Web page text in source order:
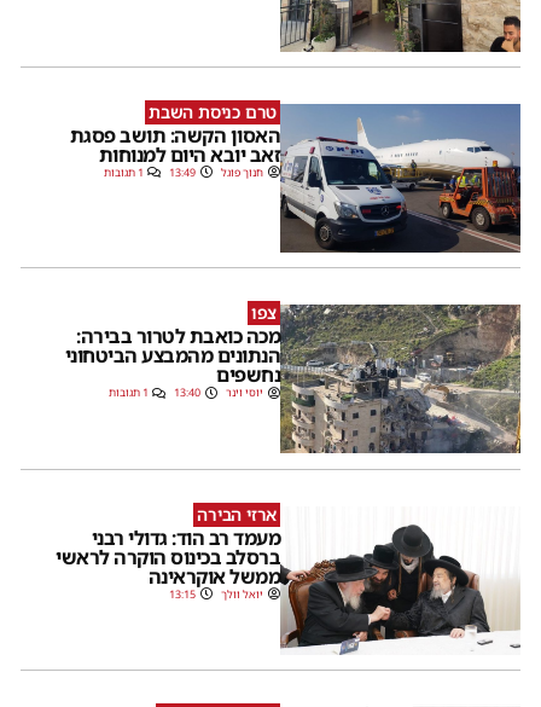
טרם כניסת השבת
האסון הקשה: תושב פסגת
זאב יובא היום למנוחות
חנוך פוגל 13:49 1 תגובות
צפו
מכה כואבת לטרור בבירה:
הנתונים מהמבצע הביטחוני
נחשפים
יוסי וינר 13:40 1 תגובות
ארזי הבירה
מעמד רב הוד: גדולי רבני
ברסלב בכינוס הוקרה לראשי
ממשל אוקראינה
יואל וולך 13:15